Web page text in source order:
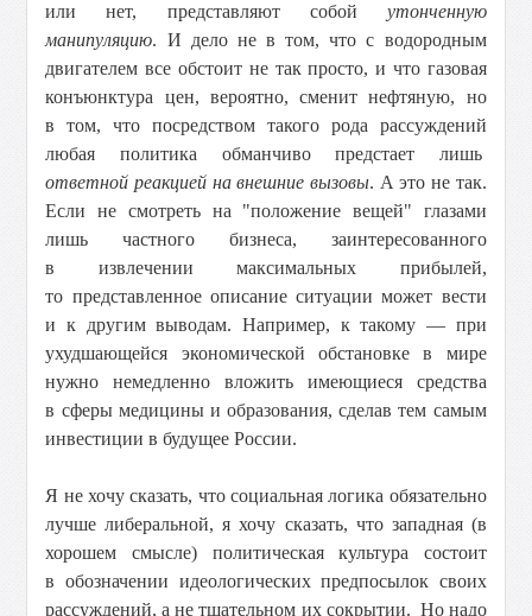
или нет, представляют собой утонченную
манипуляцию. И дело не в том, что с водородным
двигателем все обстоит не так просто, и что газовая
конъюнктура цен, вероятно, сменит нефтяную, но
в том, что посредством такого рода рассуждений
любая политика обманчиво предстает лишь
ответной реакцией на внешние вызовы. А это не так.
Если не смотреть на "положение вещей" глазами
лишь частного бизнеса, заинтересованного
в извлечении максимальных прибылей,
то представленное описание ситуации может вести
и к другим выводам. Например, к такому — при
ухудшающейся экономической обстановке в мире
нужно немедленно вложить имеющиеся средства
в сферы медицины и образования, сделав тем самым
инвестиции в будущее России.
Я не хочу сказать, что социальная логика обязательно
лучше либеральной, я хочу сказать, что западная (в
хорошем смысле) политическая культура состоит
в обозначении идеологических предпосылок своих
рассуждений, а не тщательном их сокрытии. Но надо